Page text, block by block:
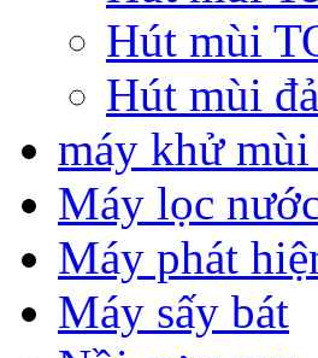
Hút mùi
Hút mùi
máy khử
Máy lọc
Máy phát
Máy sấy bát